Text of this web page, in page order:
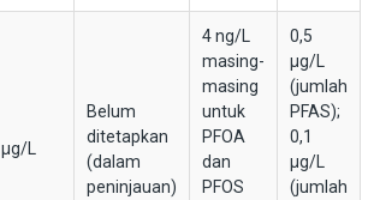
μg/L
Belum
ditetapkan
(dalam
peninjauan)
4 ng/L
masing-
masing
untuk
PFOA
dan
PFOS
0,5
μg/L
(jumlah
PFAS);
0,1
μg/L
(jumlah